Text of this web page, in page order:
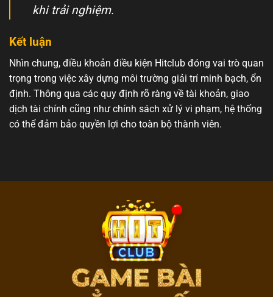
khi trải nghiệm.
Kết luận
Nhìn chung, điều khoản điều kiện Hitclub đóng vai trò quan
trọng trong việc xây dựng môi trường giải trí minh bạch, ổn
định. Thông qua các quy định rõ ràng về tài khoản, giao
dịch tài chính cũng như chính sách xử lý vi phạm, hệ thống
có thể đảm bảo quyền lợi cho toàn bộ thành viên.